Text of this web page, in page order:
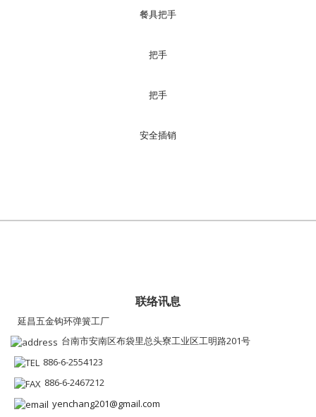
餐具把手
把手
把手
安全插销
联络讯息
延昌五金钩环弹簧工厂
台南市安南区布袋里总头寮工业区工明路201号
886-6-2554123
886-6-2467212
yenchang201@gmail.com